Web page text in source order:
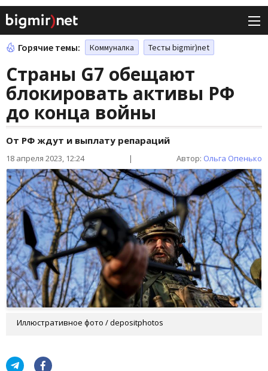
Горячие темы: Коммуналка Тесты bigmir)net
Страны G7 обещают
блокировать активы РФ
до конца войны
От РФ ждут и выплату репараций
18 апреля 2023, 12:24 | Автор: Ольга Опенько
Иллюстративное фото / depositphotos